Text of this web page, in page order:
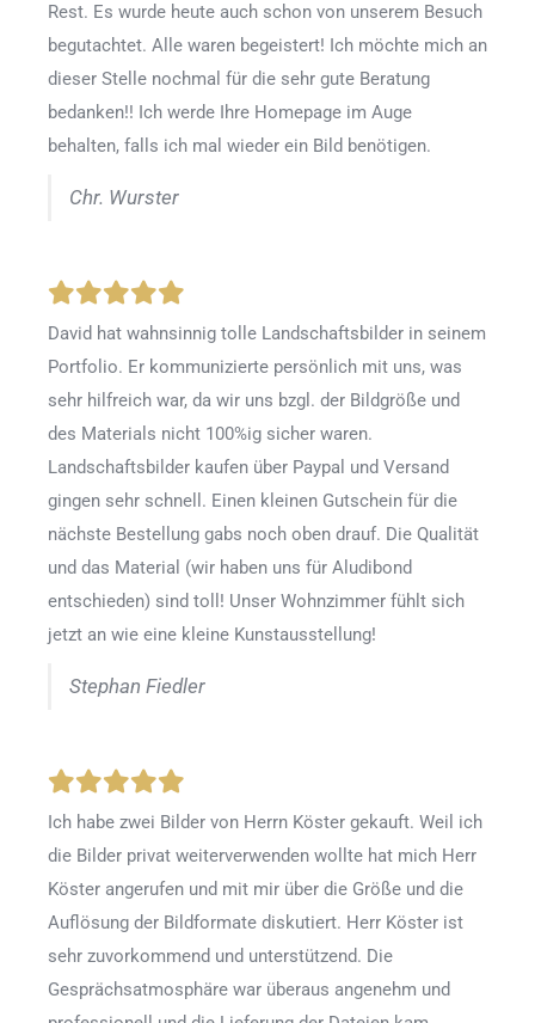
Rest. Es wurde heute auch schon von unserem Besuch
begutachtet. Alle waren begeistert! Ich möchte mich an
dieser Stelle nochmal für die sehr gute Beratung
bedanken!! Ich werde Ihre Homepage im Auge
behalten, falls ich mal wieder ein Bild benötigen.
Chr. Wurster
David hat wahnsinnig tolle Landschaftsbilder in seinem
Portfolio. Er kommunizierte persönlich mit uns, was
sehr hilfreich war, da wir uns bzgl. der Bildgröße und
des Materials nicht 100%ig sicher waren.
Landschaftsbilder kaufen über Paypal und Versand
gingen sehr schnell. Einen kleinen Gutschein für die
nächste Bestellung gabs noch oben drauf. Die Qualität
und das Material (wir haben uns für Aludibond
entschieden) sind toll! Unser Wohnzimmer fühlt sich
jetzt an wie eine kleine Kunstausstellung!
Stephan Fiedler
Ich habe zwei Bilder von Herrn Köster gekauft. Weil ich
die Bilder privat weiterverwenden wollte hat mich Herr
Köster angerufen und mit mir über die Größe und die
Auflösung der Bildformate diskutiert. Herr Köster ist
sehr zuvorkommend und unterstützend. Die
Gesprächsatmosphäre war überaus angenehm und